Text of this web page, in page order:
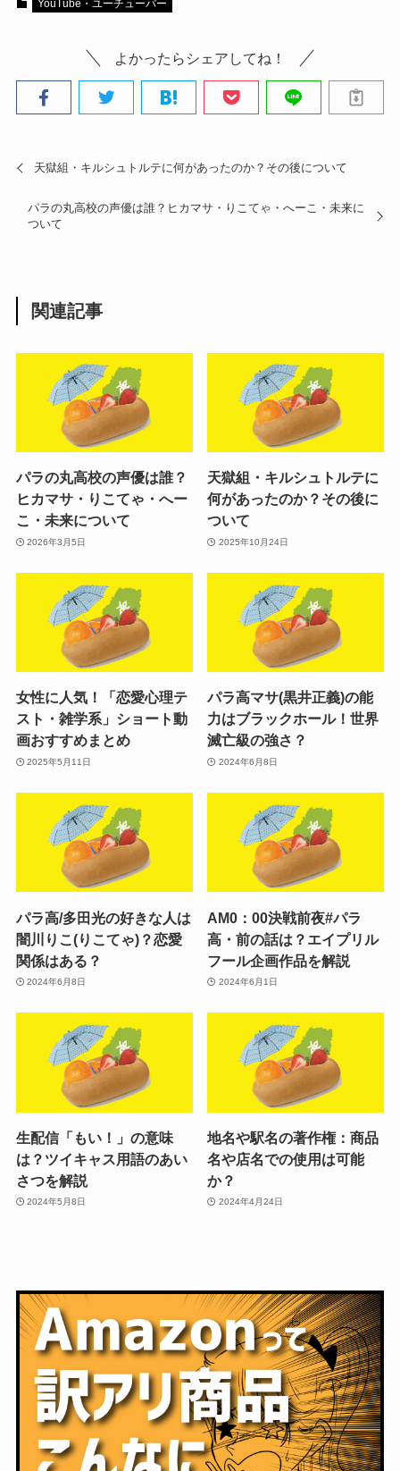
YouTube・ユーチューバー
よかったらシェアしてね！
天獄組・キルシュトルテに何があったのか？その後について
パラの丸高校の声優は誰？ヒカマサ・りこてゃ・へーこ・未来に
ついて
関連記事
パラの丸高校の声優は誰？
ヒカマサ・りこてゃ・へー
こ・未来について
2026年3月5日
天獄組・キルシュトルテに
何があったのか？その後に
ついて
2025年10月24日
女性に人気！「恋愛心理テ
スト・雑学系」ショート動
画おすすめまとめ
2025年5月11日
パラ高マサ(黒井正義)の能
力はブラックホール！世界
滅亡級の強さ？
2024年6月8日
パラ高/多田光の好きな人は
闇川りこ(りこてゃ)？恋愛
関係はある？
2024年6月8日
AM0：00決戦前夜#パラ
高・前の話は？エイプリル
フール企画作品を解説
2024年6月1日
生配信「もい！」の意味
は？ツイキャス用語のあい
さつを解説
2024年5月8日
地名や駅名の著作権：商品
名や店名での使用は可能
か？
2024年4月24日